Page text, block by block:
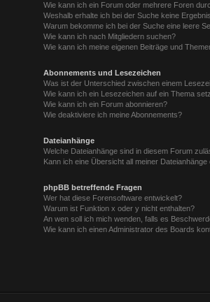
Wie kann ich ein Forum oder mehrere Foren
Weshalb erhalte ich bei der Suche keine
Warum bekomme ich bei der Suche eine leere
Wie kann ich nach Mitgliedern suchen?
Wie kann ich meine eigenen Beiträge und
Abonnements und Lesezeichen
Was ist der Unterschied zwischen einem
Wie kann ich ein Lesezeichen auf ein Thema
Wie kann ich ein Forum abonnieren?
Wie deaktiviere ich meine Abonnements?
Dateianhänge
Welche Dateianhänge sind in diesem Forum
Kann ich eine Übersicht all meiner Dateianhänge
phpBB betreffende Fragen
Wer hat diese Forensoftware entwickelt?
Warum ist Funktion x oder y nicht enthalten?
An wen soll ich mich wenden, falls es
Wie kann ich einen Administrator des Boards